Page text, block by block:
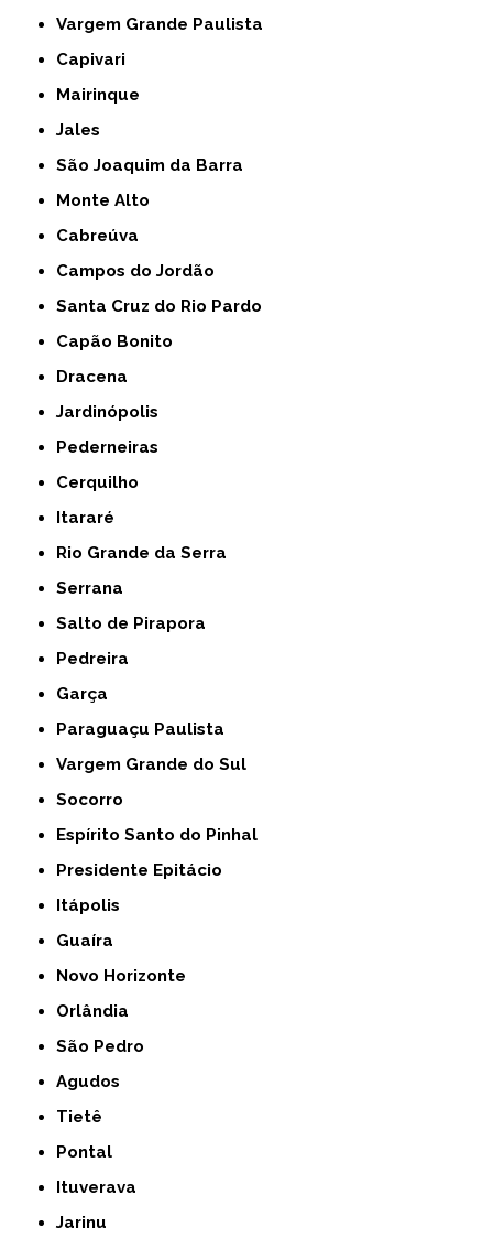
Vargem Grande Paulista
Capivari
Mairinque
Jales
São Joaquim da Barra
Monte Alto
Cabreúva
Campos do Jordão
Santa Cruz do Rio Pardo
Capão Bonito
Dracena
Jardinópolis
Pederneiras
Cerquilho
Itararé
Rio Grande da Serra
Serrana
Salto de Pirapora
Pedreira
Garça
Paraguaçu Paulista
Vargem Grande do Sul
Socorro
Espírito Santo do Pinhal
Presidente Epitácio
Itápolis
Guaíra
Novo Horizonte
Orlândia
São Pedro
Agudos
Tietê
Pontal
Ituverava
Jarinu